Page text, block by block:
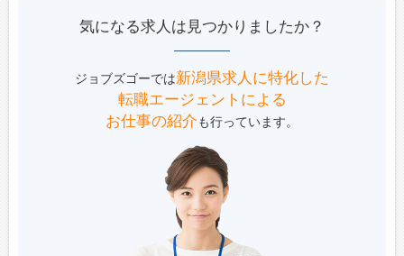
気になる求人は見つかりましたか？
ジョブズゴーでは新潟県求人に特化した
転職エージェントによる
お仕事の紹介も行っています。